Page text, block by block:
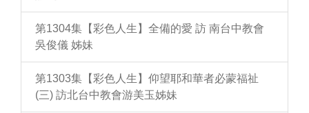
第1304集【彩色人生】全備的愛 訪 南台中教會
吳俊儀 姊妹
第1303集【彩色人生】仰望耶和華者必蒙福祉
(三) 訪北台中教會游美玉姊妹